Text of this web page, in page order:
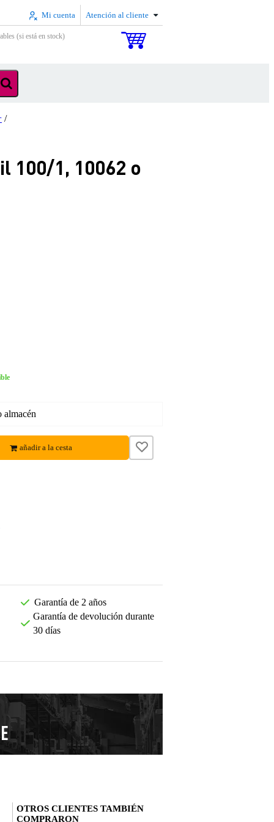
Mi cuenta Atención al cliente
(si está en stock)
/
100/1, 10062 o
almacén
añadir a la cesta
Garantía de 2 años
Garantía de devolución durante
30 días
OTROS CLIENTES TAMBIÉN
COMPRARON